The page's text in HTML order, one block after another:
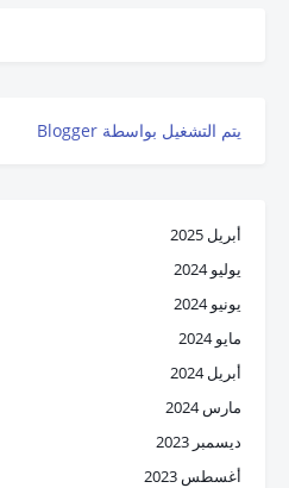
‏يتم التشغيل بواسطة Blogger
أبريل 2025
يوليو 2024
يونيو 2024
مايو 2024
أبريل 2024
مارس 2024
ديسمبر 2023
أغسطس 2023